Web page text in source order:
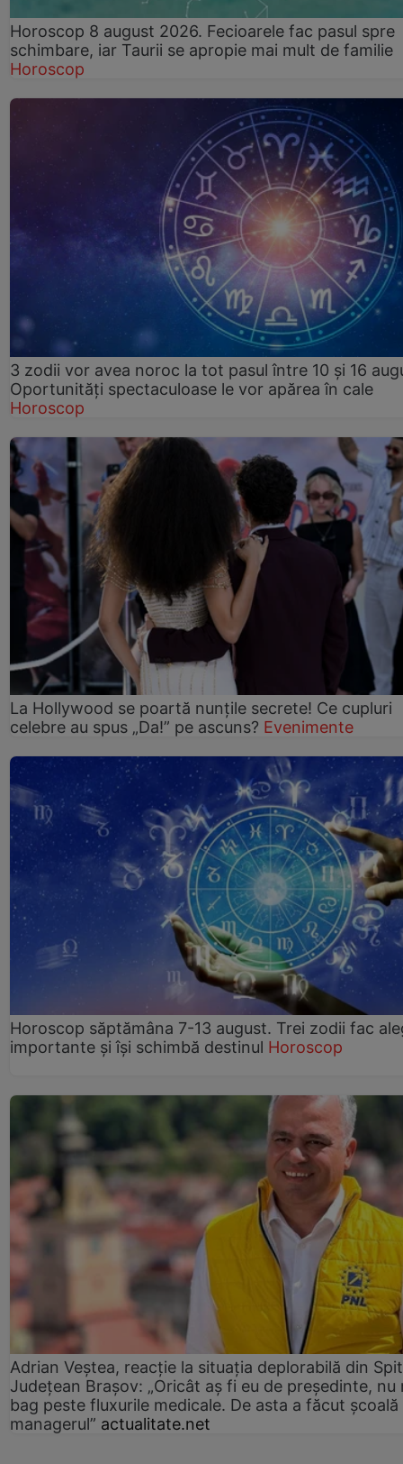
Horoscop 8 august 2026. Fecioarele fac pasul spre
schimbare, iar Taurii se apropie mai mult de familie
Horoscop
3 zodii vor avea noroc la tot pasul între 10 și 16
Oportunități spectaculoase le vor apărea în cale
Horoscop
La Hollywood se poartă nunțile secrete! Ce cupluri
celebre au spus „Da!” pe ascuns? Evenimente
Horoscop săptămâna 7-13 august. Trei zodii fac
importante și își schimbă destinul Horoscop
Adrian Veștea, reacție la situația deplorabilă din
Județean Brașov: „Oricât aș fi eu de președinte, nu
bag peste fluxurile medicale. De asta a făcut școală
managerul” actualitate.net